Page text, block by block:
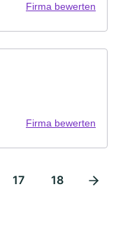
Firma bewerten
Firma bewerten
17 18